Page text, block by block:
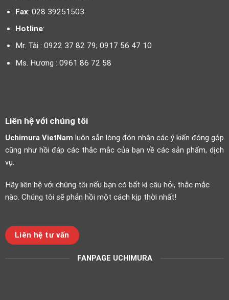
Fax: 028 39251503
Hotline:
Mr. Tài : 0922 37 82 79; 0917 56 47 10
Ms. Hương : 0961 86 72 58
Liên hệ với chúng tôi
Uchimura VietNam luôn sẵn lòng đón nhận các ý kiến đóng góp
cũng như hồi đáp các thắc mắc của bạn về các sản phẩm, dịch
vụ.
Hãy liên hệ với chúng tôi nếu bạn có bất kì câu hỏi, thắc mắc
nào. Chúng tôi sẽ phản hồi một cách kịp thời nhất!
Liên hệ tư vấn
FANPAGE UCHIMURA